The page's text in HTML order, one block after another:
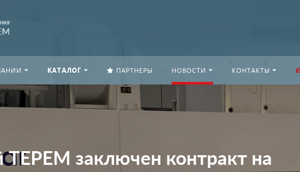
КАТАЛОГ ПАРТНЕРЫ НОВОСТИ КОНТАКТЫ
ТЕРЕМ заключен контракт на